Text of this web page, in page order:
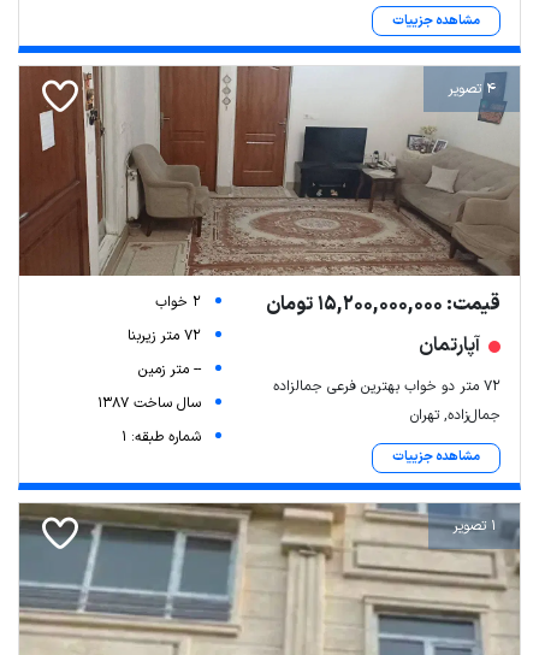
مشاهده جزییات
4 تصویر
قیمت: 15,200,000,000 تومان
آپارتمان
۷۲ متر دو خواب بهترین فرعی جمالزاده
جمال‌زاده, تهران
مشاهده جزییات
2 خواب
72 متر زیربنا
-- متر زمین
سال ساخت 1387
شماره طبقه: 1
1 تصویر